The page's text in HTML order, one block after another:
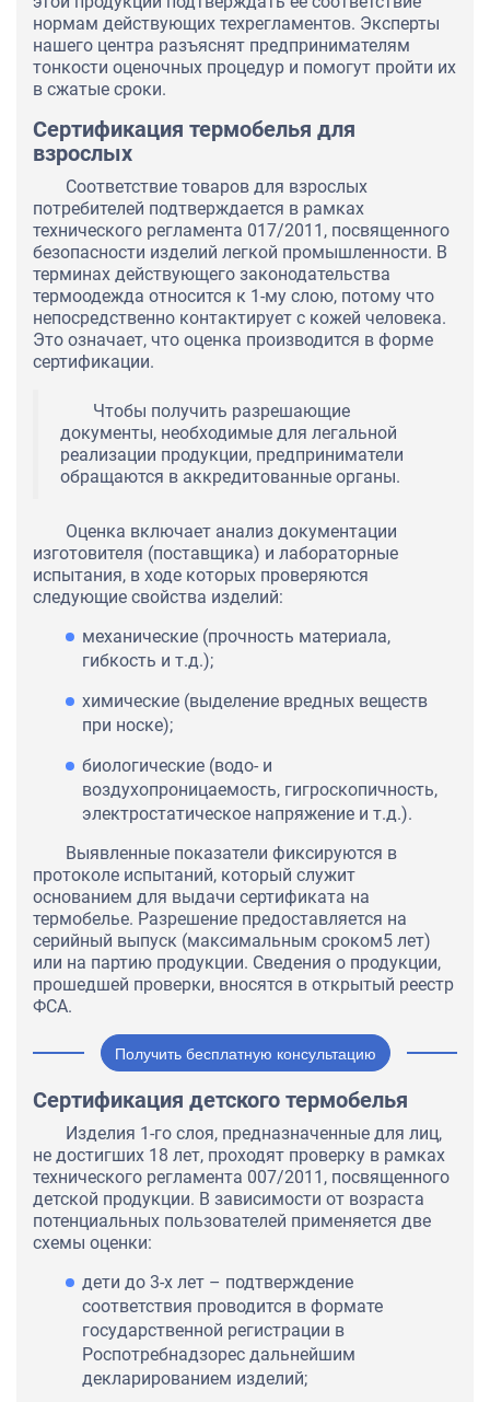
нормам действующих техрегламентов. Эксперты
нашего центра разъяснят предпринимателям
тонкости оценочных процедур и помогут пройти их
в сжатые сроки.
Сертификация термобелья для
взрослых
Соответствие товаров для взрослых
потребителей подтверждается в рамках
технического регламента 017/2011, посвященного
безопасности изделий легкой промышленности. В
терминах действующего законодательства
термоодежда относится к 1-му слою, потому что
непосредственно контактирует с кожей человека.
Это означает, что оценка производится в форме
сертификации.
Чтобы получить разрешающие
документы, необходимые для легальной
реализации продукции, предприниматели
обращаются в аккредитованные органы.
Оценка включает анализ документации
изготовителя (поставщика) и лабораторные
испытания, в ходе которых проверяются
следующие свойства изделий:
механические (прочность материала,
гибкость и т.д.);
химические (выделение вредных веществ
при носке);
биологические (водо- и
воздухопроницаемость, гигроскопичность,
электростатическое напряжение и т.д.).
Выявленные показатели фиксируются в
протоколе испытаний, который служит
основанием для выдачи сертификата на
термобелье. Разрешение предоставляется на
серийный выпуск (максимальным сроком5 лет)
или на партию продукции. Сведения о продукции,
прошедшей проверки, вносятся в открытый реестр
ФСА.
Получить бесплатную консультацию
Сертификация детского термобелья
Изделия 1-го слоя, предназначенные для лиц,
не достигших 18 лет, проходят проверку в рамках
технического регламента 007/2011, посвященного
детской продукции. В зависимости от возраста
потенциальных пользователей применяется две
схемы оценки:
дети до 3-х лет – подтверждение
соответствия проводится в формате
государственной регистрации в
Роспотребнадзорес дальнейшим
декларированием изделий;